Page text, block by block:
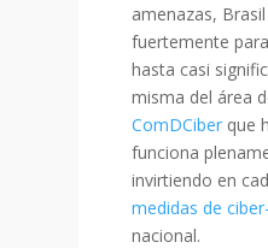
amenazas,
fuertemente
hasta casi
misma del área
ComDCiberque
funciona
invirtiendo en
medidas de
nacional.